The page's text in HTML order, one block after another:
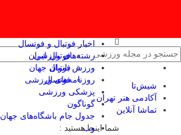
اخبار فوتبال و فوتسال
فوتبال ایران
فوتبال جهان
فوتسال
رشته‌های ورزشی
ورزش بانوان
روزنامه‌های ورزشی
پزشکی ورزشی
گوناگون
جدول جام باشگاه‌های جهان
وب
شیش‌تا
آکادمی هنر تهران
تماشا آنلاین
شما اینجا هستید :